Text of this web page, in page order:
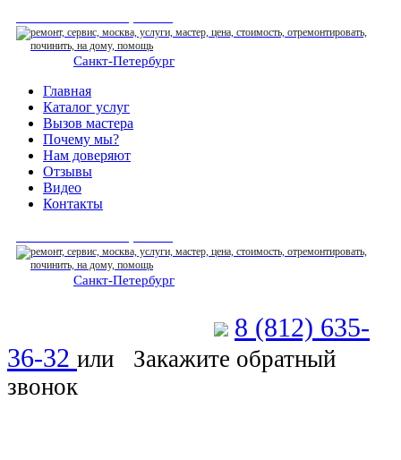
Санкт-Петербург
Главная
Каталог услуг
Вызов мастера
Почему мы?
Нам доверяют
Отзывы
Видео
Контакты
Санкт-Петербург
8 (812) 635-
36-32 или
Закажите обратный
звонок